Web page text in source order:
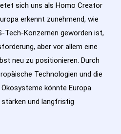
sich uns als Homo Creator
erkennt zunehmend, wie
Tech-Konzernen geworden ist,
aber vor allem eine
neu zu positionieren. Durch
Technologien und die
könnte Europa
und langfristig